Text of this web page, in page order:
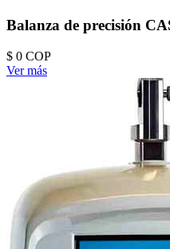
Balanza de precisión
$ 0 COP
Ver más